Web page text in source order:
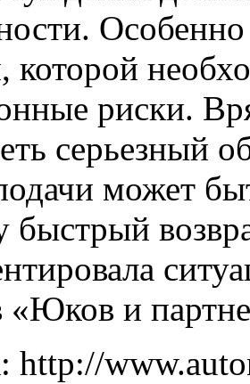
которой
риски.
серьезный
может
быстрый
«Юков и
http://